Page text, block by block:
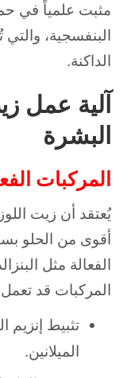
مثبت علمياً في
البنفسجية،
الداكنة.
آلية عمل
البشرة
المركبات
يُعتقد أن زيت
أقوى من الحلو
الفعالة مثل
المركبات قد
تثبيط إنزيم
الميلانين.